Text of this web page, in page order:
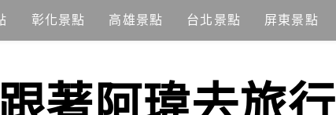
彰化景點 高雄景點 台北景點 屏東景點